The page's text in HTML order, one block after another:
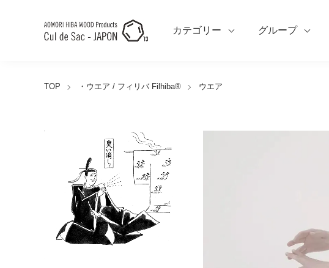
カテゴリー グループ
TOP ・ウエア / フィリバ Filhiba®︎ ウエア